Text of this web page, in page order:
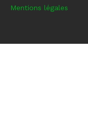
Mentions légales